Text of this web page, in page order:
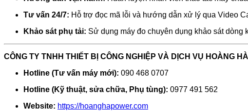
Tư vấn 24/7: Hỗ trợ đọc mã lỗi và hướng dẫn xử lý qua Video
Khảo sát phụ tải: Sử dụng máy đo chuyên dụng khảo sát dòng
CÔNG TY TNHH THIẾT BỊ CÔNG NGHIỆP VÀ DỊCH VỤ HOÀNG HÀ
Hotline (Tư vấn máy mới): 090 468 0707
Hotline (Kỹ thuật, sửa chữa, Phụ tùng): 0977 491 562
Website: https://hoanghapower.com